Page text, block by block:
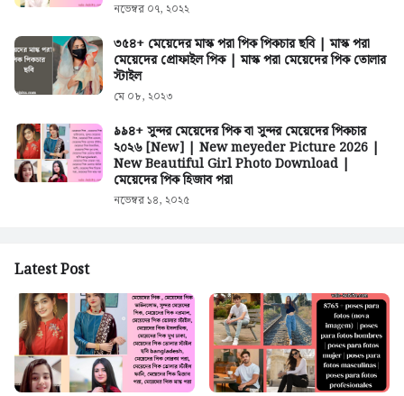
নভেম্বর ০৭, ২০২২
৩৫৪+ মেয়েদের মাস্ক পরা পিক পিকচার ছবি | মাস্ক পরা
মেয়েদের প্রোফাইল পিক | মাস্ক পরা মেয়েদের পিক তোলার
স্টাইল
মে ০৮, ২০২৩
৯৯৪+ সুন্দর মেয়েদের পিক বা সুন্দর মেয়েদের পিকচার
২০২৬ [New] | New meyeder Picture 2026 |
New Beautiful Girl Photo Download |
মেয়েদের পিক হিজাব পরা
নভেম্বর ১৪, ২০২৫
Latest Post